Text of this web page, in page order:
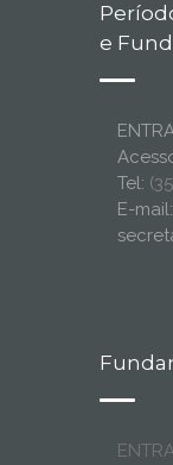
e
Tel:
E-mail: